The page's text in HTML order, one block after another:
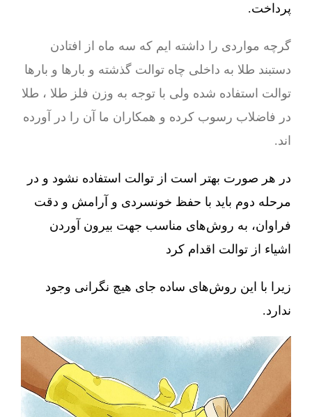
پرداخت.
گرچه مواردی را داشته ایم که سه ماه از افتادن
دستبند طلا به داخلی چاه توالت گذشته و بارها و بارها
توالت استفاده شده ولی با توجه به وزن فلز طلا ، طلا
در فاضلاب رسوب کرده و همکاران ما آن را در آورده
اند.
در هر صورت بهتر است از توالت استفاده نشود و در
مرحله دوم باید با حفظ خونسردی و آرامش و دقت
فراوان، به روش‌های مناسب جهت بیرون آوردن
اشیاء از توالت اقدام کرد
زیرا با این روش‌های ساده جای هیچ نگرانی وجود
ندارد.